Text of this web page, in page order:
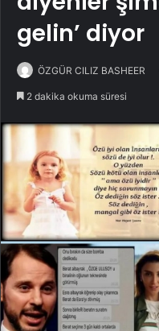
gelin’ diyor
ÖZGÜR CILIZ BASHEER
2 dakika okuma süresi